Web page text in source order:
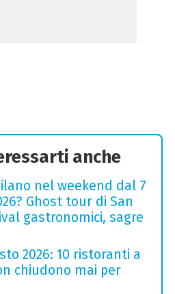
anche
nel weekend dal 7
Ghost tour di San
gastronomici, sagre
2026: 10 ristoranti a
chiudono mai per